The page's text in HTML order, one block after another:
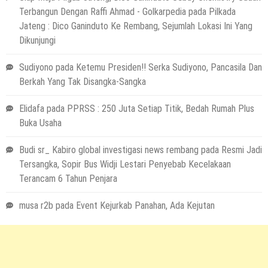
Terbangun Dengan Raffi Ahmad - Golkarpedia pada Pilkada
Jateng : Dico Ganinduto Ke Rembang, Sejumlah Lokasi Ini Yang
Dikunjungi
Sudiyono pada Ketemu Presiden!! Serka Sudiyono, Pancasila Dan
Berkah Yang Tak Disangka-Sangka
Elidafa pada PPRSS : 250 Juta Setiap Titik, Bedah Rumah Plus
Buka Usaha
Budi sr_ Kabiro global investigasi news rembang pada Resmi Jadi
Tersangka, Sopir Bus Widji Lestari Penyebab Kecelakaan
Terancam 6 Tahun Penjara
musa r2b pada Event Kejurkab Panahan, Ada Kejutan